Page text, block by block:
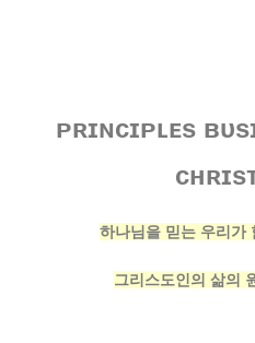
ᴘʀɪɴᴄɪᴘʟᴇs
하나님을 믿는 우리가
그리스도인의 삶의